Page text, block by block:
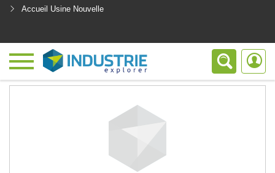
Accueil Usine Nouvelle